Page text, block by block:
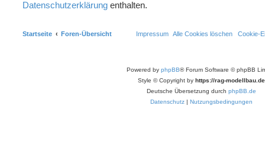
Datenschutzerklärung enthalten.
Startseite Foren-Übersicht Cookie-
Alle Cookies löschen
Impressum
Powered by phpBB® Forum Software © phpBB
Style © Copyright by https://rag-modellbau.de
Deutsche Übersetzung durch phpBB.de
Datenschutz | Nutzungsbedingungen